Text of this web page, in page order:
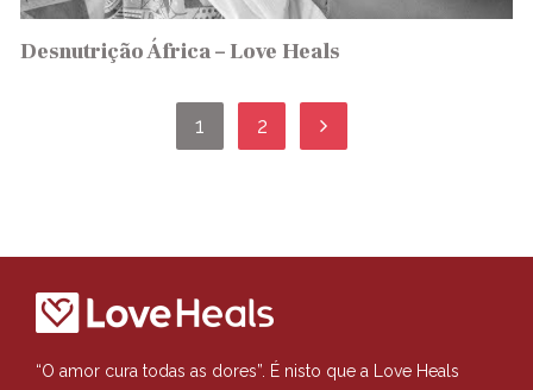
Desnutrição África – Love Heals
1 2
“O amor cura todas as dores”. É nisto que a Love Heals